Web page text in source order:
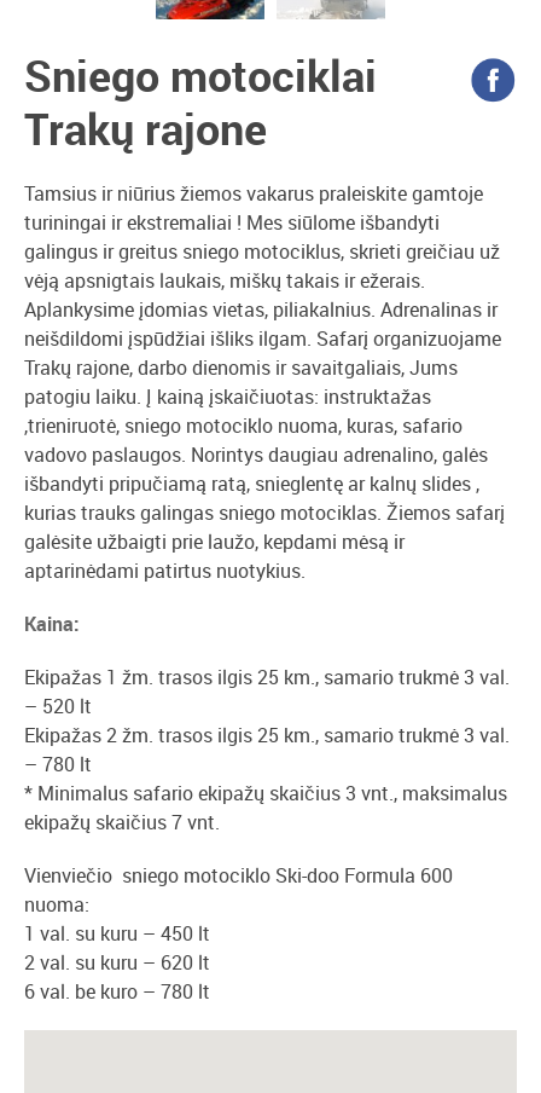
Sniego motociklai
Trakų rajone
Tamsius ir niūrius žiemos vakarus praleiskite gamtoje
turiningai ir ekstremaliai ! Mes siūlome išbandyti
galingus ir greitus sniego motociklus, skrieti greičiau už
vėją apsnigtais laukais, miškų takais ir ežerais.
Aplankysime įdomias vietas, piliakalnius. Adrenalinas ir
neišdildomi įspūdžiai išliks ilgam. Safarį organizuojame
Trakų rajone, darbo dienomis ir savaitgaliais, Jums
patogiu laiku. Į kainą įskaičiuotas: instruktažas
,trieniruotė, sniego motociklo nuoma, kuras, safario
vadovo paslaugos. Norintys daugiau adrenalino, galės
išbandyti pripučiamą ratą, snieglentę ar kalnų slides ,
kurias trauks galingas sniego motociklas. Žiemos safarį
galėsite užbaigti prie laužo, kepdami mėsą ir
aptarinėdami patirtus nuotykius.
Kaina:
Ekipažas 1 žm. trasos ilgis 25 km., samario trukmė 3 val.
– 520 lt
Ekipažas 2 žm. trasos ilgis 25 km., samario trukmė 3 val.
– 780 lt
* Minimalus safario ekipažų skaičius 3 vnt., maksimalus
ekipažų skaičius 7 vnt.
Vienviečio sniego motociklo Ski-doo Formula 600
nuoma:
1 val. su kuru – 450 lt
2 val. su kuru – 620 lt
6 val. be kuro – 780 lt